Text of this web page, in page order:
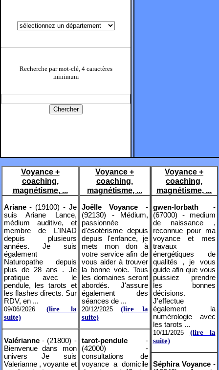
Recherche par mot-clé, 4 caractères
minimum
Voyance +
coaching,
magnétisme, ...
Ariane- (19100) - Je
suis Ariane Lance,
médium auditive, et
membre de L'INAD
depuis plusieurs
années. Je suis
également
Naturopathe depuis
plus de 28 ans . Je
pratique avec le
pendule, les tarots et
les flashes directs. Sur
RDV, en ...
09/06/2026 (lire la
suite)
Valérianne- (21800) -
Bienvenue dans mon
univers Je suis
Valerianne , voyante et
Voyance +
coaching,
magnétisme, ...
Joëlle Voyance -
(92130) - Médium,
passionnée
d'ésotérisme depuis
depuis l'enfance, je
mets mon don à
votre service afin de
vous aider à trouver
la bonne voie. Tous
les domaines seront
abordés. J'assure
également des
séances de ...
20/12/2025 (lire la
suite)
tarot-pendule-
(42000) -
consultations de
voyance a domicile
Voyance +
coaching,
magnétisme, ...
gwen-lorbath-
(67000) - medium
de naissance ,
reconnue pour ma
voyance et mes
travaux
énergétiques de
qualités , je vous
guide afin que vous
puissiez prendre
les bonnes
décisions.
J'effectue
également la
numérologie avec
les tarots ...
10/11/2025 (lire la
suite)
Séphira Voyance-